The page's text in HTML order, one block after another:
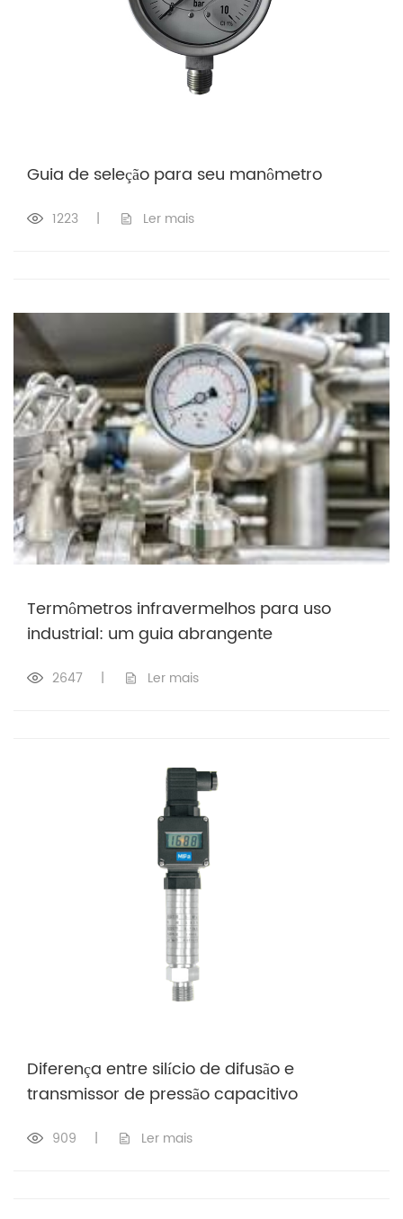
Guia de seleção para seu manômetro
1223 | Ler mais
Termômetros infravermelhos para uso
industrial: um guia abrangente
2647 | Ler mais
Diferença entre silício de difusão e
transmissor de pressão capacitivo
909 | Ler mais